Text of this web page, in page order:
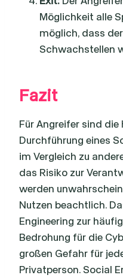
Möglichkeit alle
möglich, dass
Schwachstellen
Fazit
Für Angreifer sind die
Durchführung eines
im Vergleich zu
das Risiko zur
werden
Nutzen beachtlich.
Engineering zur
Bedrohung für die
großen Gefahr für
Privatperson. Social